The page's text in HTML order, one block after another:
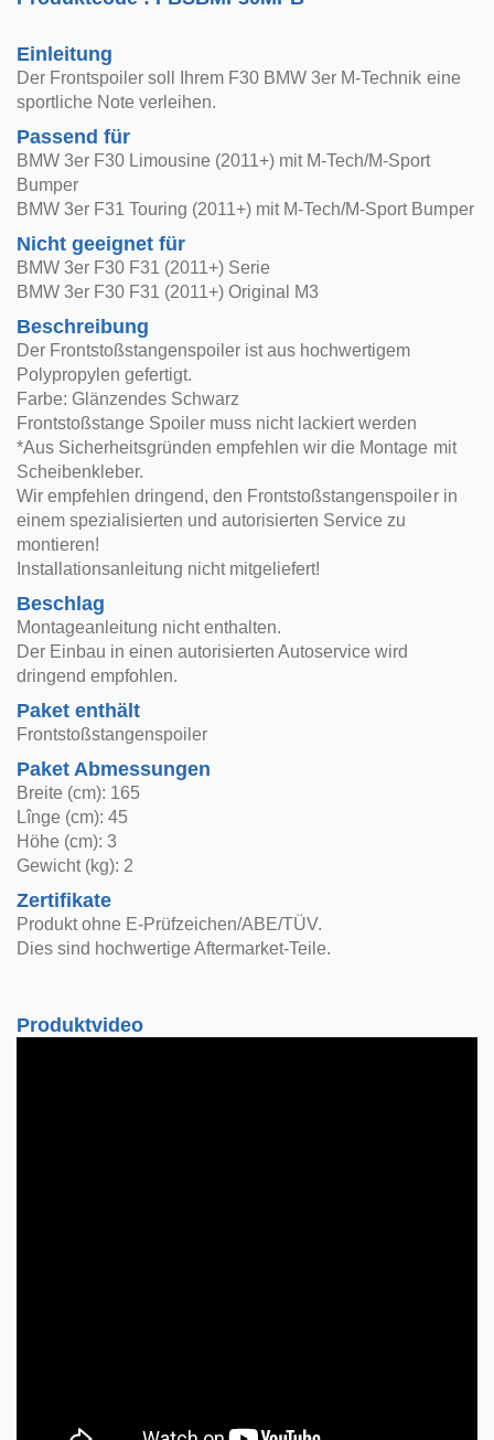
Einleitung
Der Frontspoiler soll Ihrem F30 BMW 3er M-Technik eine
sportliche Note verleihen.
Passend für
BMW 3er F30 Limousine (2011+) mit M-Tech/M-Sport
Bumper
BMW 3er F31 Touring (2011+) mit M-Tech/M-Sport Bumper
Nicht geeignet für
BMW 3er F30 F31 (2011+) Serie
BMW 3er F30 F31 (2011+) Original M3
Beschreibung
Der Frontstoßstangenspoiler ist aus hochwertigem
Polypropylen gefertigt.
Farbe: Glänzendes Schwarz
Frontstoßstange Spoiler muss nicht lackiert werden
*Aus Sicherheitsgründen empfehlen wir die Montage mit
Scheibenkleber.
Wir empfehlen dringend, den Frontstoßstangenspoiler in
einem spezialisierten und autorisierten Service zu
montieren!
Installationsanleitung nicht mitgeliefert!
Beschlag
Montageanleitung nicht enthalten.
Der Einbau in einen autorisierten Autoservice wird
dringend empfohlen.
Paket enthält
Frontstoßstangenspoiler
Paket Abmessungen
Breite (cm): 165
Lînge (cm): 45
Höhe (cm): 3
Gewicht (kg): 2
Zertifikate
Produkt ohne E-Prüfzeichen/ABE/TÜV.
Dies sind hochwertige Aftermarket-Teile.
Produktvideo